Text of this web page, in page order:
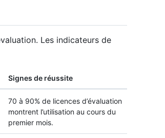
Les indicateurs de
Signes de réussite
70 à 90% de licences d’évaluation
montrent l’utilisation au cours du
premier mois.